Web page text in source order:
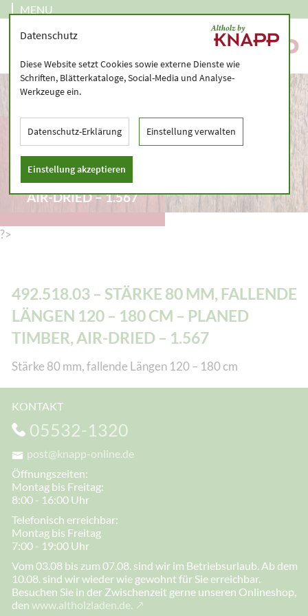
MENU
492.518.03 – STÄRKE
80 MM, FALLENDE
LÄNGEN 120 – 180 CM
– PLANED TIMBER,
AIR-DRIED – 1.567
?>
492.518.03 – STÄRKE 80 MM, FALLENDE
LÄNGEN 120 – 180 CM – PLANED
TIMBER, AIR-DRIED – 1.567
Stärke 80 mm, fallende Längen 120 – 180 cm
KONTAKT
05532-1320
post@knapp-online.de
Öffnungszeiten:
Montag bis Freitag:
8:00 - 16:00 Uhr
Telefonisch erreichbar:
Montag bis Freitag
7:00 - 19:00 Uhr
Vom 03.08 bis zum 07.08. sind wir im Betriebsurlaub. Ab dem
10.08. sind wir wieder wie gewohnt für Sie erreichbar.
Besuchen Sie in der Zwischenzeit gerne unseren Onlineshop,
den www.altholzladen.de.
Datenschutz
Diese Website setzt Cookies sowie externe Dienste wie
Schriften, Blätterkataloge, Social-Media und Analyse-
Werkzeuge ein.
Datenschutz-Erklärung Einstellung verwalten
Einstellung akzeptieren